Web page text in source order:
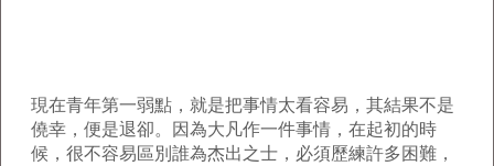
現在青年第一弱點，就是把事情太看容易，其結果不是
僥幸，便是退卻。因為大凡作一件事情，在起初的時
候，很不容易區別誰為杰出之士，必須歷練許多困難，